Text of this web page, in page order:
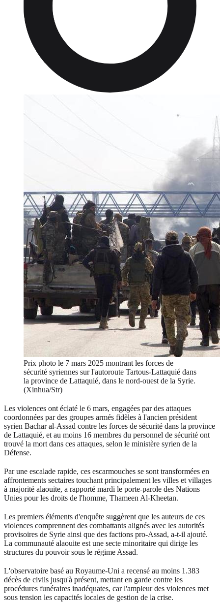
Prix photo le 7 mars 2025 montrant les forces de
sécurité syriennes sur l'autoroute Tartous-Lattaquié dans
la province de Lattaquié, dans le nord-ouest de la Syrie.
(Xinhua/Str)
Les violences ont éclaté le 6 mars, engagées par des attaques
coordonnées par des groupes armés fidèles à l'ancien président
syrien Bachar al-Assad contre les forces de sécurité dans la province
de Lattaquié, et au moins 16 membres du personnel de sécurité ont
trouvé la mort dans ces attaques, selon le ministère syrien de la
Défense.
Par une escalade rapide, ces escarmouches se sont transformées en
affrontements sectaires touchant principalement les villes et villages
à majorité alaouite, a rapporté mardi le porte-parole des Nations
Unies pour les droits de l'homme, Thameen Al-Kheetan.
Les premiers éléments d'enquête suggèrent que les auteurs de ces
violences comprennent des combattants alignés avec les autorités
provisoires de Syrie ainsi que des factions pro-Assad, a-t-il ajouté.
La communauté alaouite est une secte minoritaire qui dirige les
structures du pouvoir sous le régime Assad.
L'observatoire basé au Royaume-Uni a recensé au moins 1.383
décès de civils jusqu'à présent, mettant en garde contre les
procédures funéraires inadéquates, car l'ampleur des violences met
sous tension les capacités locales de gestion de la crise.